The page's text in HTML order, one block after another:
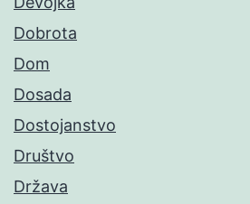
Dobrota
Dom
Dosada
Dostojanstvo
Društvo
Država